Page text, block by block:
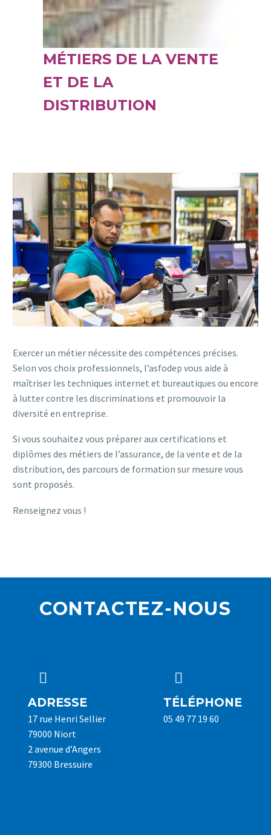
MÉTIERS DE LA VENTE
ET DE LA
DISTRIBUTION
Exercer un métier nécessite des compétences précises.
Selon vos choix professionnels, l’asfodep vous aide à
maîtriser les techniques internet et bureautiques ou encore
à lutter contre les discriminations et promouvoir la
diversité en entreprise.
Si vous souhaitez vous préparer aux certifications et
diplômes des métiers de l’assurance, de la vente et de la
distribution, des parcours de formation sur mesure vous
sont proposés.
Renseignez vous !
CONTACTEZ-NOUS


ADRESSE
17 rue Henri Sellier
79000 Niort
2 avenue d’Angers
79300 Bressuire


TÉLÉPHONE
05 49 77 19 60